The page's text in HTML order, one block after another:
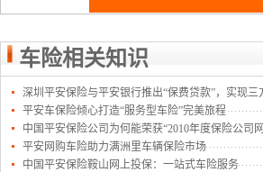
车险相关知识
深圳平安保险与平安银行推出“保费贷款”，实现三
平安车保险倾心打造“服务型车险”完美旅程
中国平安保险公司为何能荣获“2010年度保险公司
平安网购车险助力满洲里车辆保险市场
中国平安保险鞍山网上投保：一站式车险服务